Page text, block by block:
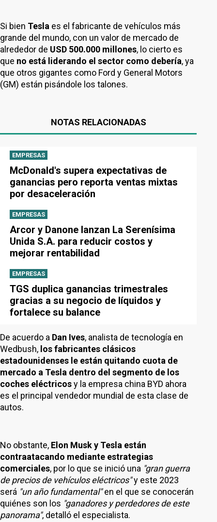
Si bien Tesla es el fabricante de vehículos más
grande del mundo, con un valor de mercado de
alrededor de USD 500.000 millones, lo cierto es
que no está liderando el sector como debería, ya
que otros gigantes como Ford y General Motors
(GM) están pisándole los talones.
NOTAS RELACIONADAS
EMPRESAS
McDonald's supera expectativas de
ganancias pero reporta ventas mixtas
por desaceleración
EMPRESAS
Arcor y Danone lanzan La Serenísima
Unida S.A. para reducir costos y
mejorar rentabilidad
EMPRESAS
TGS duplica ganancias trimestrales
gracias a su negocio de líquidos y
fortalece su balance
De acuerdo a Dan Ives, analista de tecnología en
Wedbush, los fabricantes clásicos
estadounidenses le están quitando cuota de
mercado a Tesla dentro del segmento de los
coches eléctricosy la empresa china BYD ahora
es el principal vendedor mundial de esta clase de
autos.
No obstante, Elon Musk y Tesla están
contraatacando mediante estrategias
comerciales, por lo que se inició una "gran guerra
de precios de vehículos eléctricos"y este 2023
será "un año fundamental"en el que se conocerán
quiénes son los "ganadores y perdedores de este
panorama", detalló el especialista.